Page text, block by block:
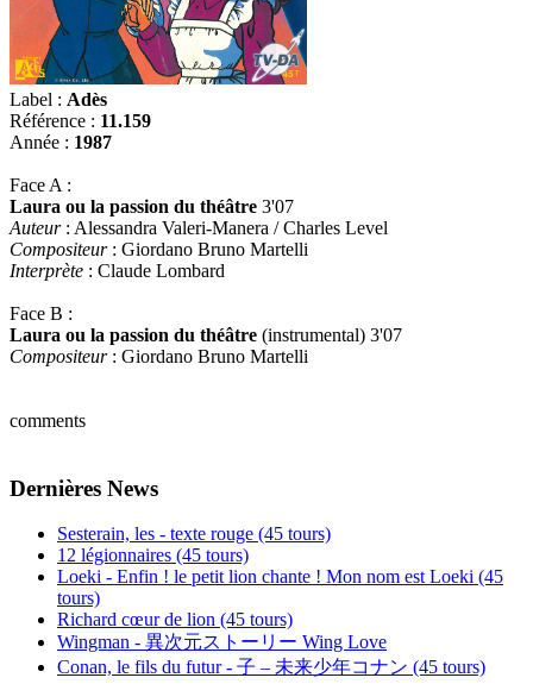
Label : Adès
Référence : 11.159
Année : 1987
Face A :
Laura ou la passion du théâtre 3'07
Auteur: Alessandra Valeri-Manera / Charles Level
Compositeur: Giordano Bruno Martelli
Interprète : Claude Lombard
Face B :
Laura ou la passion du théâtre (instrumental) 3'07
Compositeur: Giordano Bruno Martelli
comments
Dernières News
Sesterain, les - texte rouge (45 tours)
12 légionnaires (45 tours)
Loeki - Enfin ! le petit lion chante ! Mon nom est Loeki (45
tours)
Richard cœur de lion (45 tours)
Wingman - 異次元ストーリー Wing Love
Conan, le fils du futur - 子 – 未来少年コナン (45 tours)